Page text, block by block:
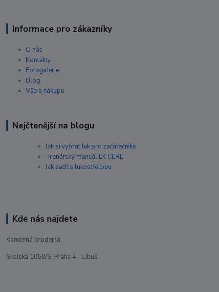
Informace pro zákazníky
O nás
Kontakty
Fotogalerie
Blog
Vše o nákupu
Nejčtenější na blogu
Jak si vybrat luk pro začátečníka
Trenérský manuál LK CERE
Jak začít s lukostřelbou
Kde nás najdete
Kamenná prodejna
Skalská 1058/5, Praha 4 - Libuš